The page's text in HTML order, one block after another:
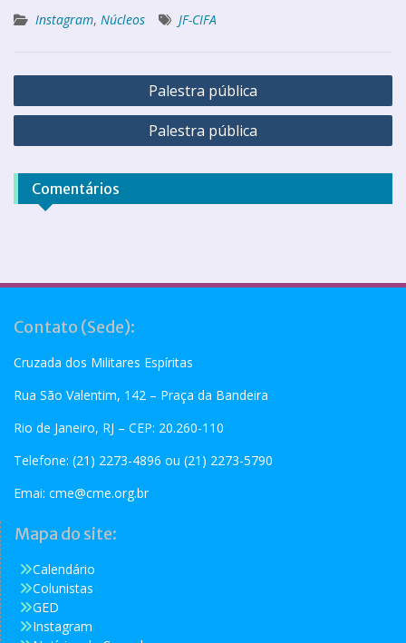
Instagram, Núcleos JF-CIFA
Palestra pública
Palestra pública
Comentários
Contato (Sede):
Cruzada dos Militares Espíritas
Rua São Valentim, 142 – Praça da Bandeira
Rio de Janeiro, RJ – CEP: 20.260-110
Telefone: (21) 2273-4896 ou (21) 2273-5790
Emai: cme@cme.org.br
Mapa do site:
Calendário
Colunistas
GED
Instagram